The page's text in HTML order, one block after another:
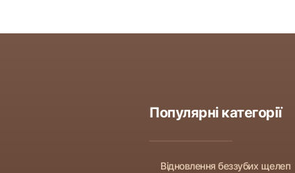
Популярні категорії
Відновлення беззубих щелеп